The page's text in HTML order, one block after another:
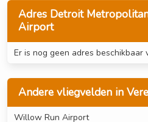
Adres Detroit
Airport
Er is nog geen adres beschikbaar
Andere vliegvelden in
Willow Run Airport